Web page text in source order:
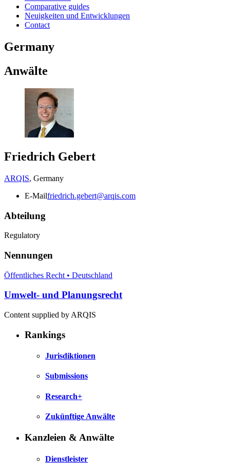
Comparative guides
Neuigkeiten und Entwicklungen
Contact
Germany
Anwälte
Friedrich Gebert
ARQIS, Germany
E-Mailfriedrich.gebert@arqis.com
Abteilung
Regulatory
Nennungen
Öffentliches Recht • Deutschland
Umwelt- und Planungsrecht
Content supplied by ARQIS
Rankings
Jurisdiktionen
Submissions
Research+
Zukünftige Anwälte
Kanzleien & Anwälte
Dienstleister